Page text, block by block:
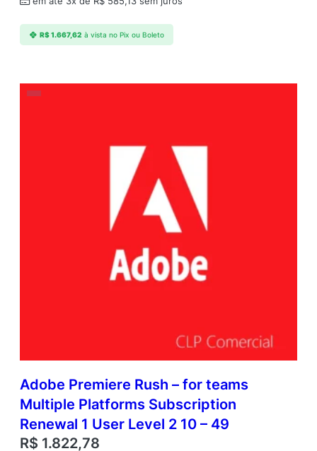
R$1.667,62 à vista no Pix ou Boleto
Adobe Premiere Rush – for teams
Multiple Platforms Subscription
Renewal 1 User Level 2 10 – 49
R$ 1.822,78